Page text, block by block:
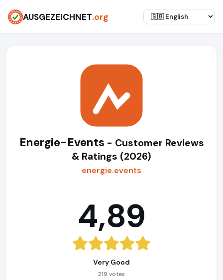
AUSGEZEICHNET.org
Energie-Events - Customer Reviews
& Ratings (2026)
energie.events
4,89
Very Good
219 votes